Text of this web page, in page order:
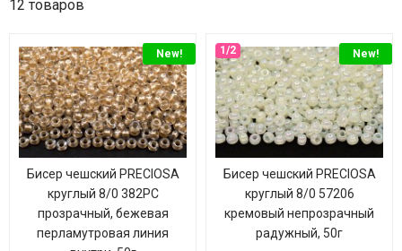
12 товаров
New!
Бисер чешский PRECIOSA
круглый 8/0 382PC
прозрачный, бежевая
перламутровая линия
New!
Бисер чешский PRECIOSA
круглый 8/0 57206
кремовый непрозрачный
радужный, 50г